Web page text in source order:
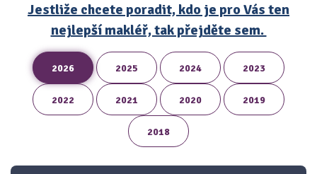
Jestliže chcete poradit, kdo je pro Vás ten
nejlepší makléř, tak přejděte sem.
2026 2025 2024 2023
2022 2021 2020 2019
2018